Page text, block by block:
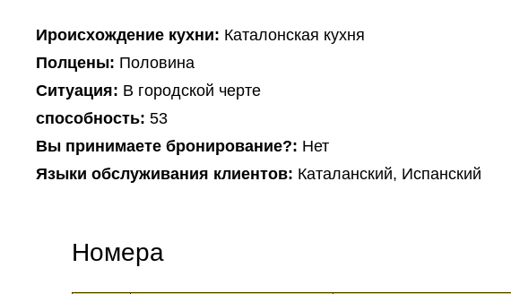
Ироисхождение кухни: Каталонская кухня
Полцены: Половина
Ситуация: В городской черте
способность: 53
Вы принимаете бронирование?: Нет
Языки обслуживания клиентов: Каталанский, Испанский
Номера